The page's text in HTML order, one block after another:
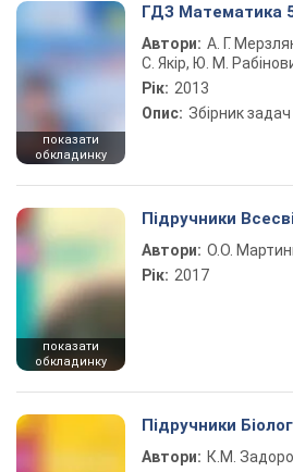
показати
обкладинку
ГДЗ Математика
Автори: А. Г.
С. Якір, Ю. М.
Рік: 2013
Опис: Збірник задач
показати
обкладинку
Підручники
Автори: О.О.
Рік: 2017
Підручники
Автори: К.М.